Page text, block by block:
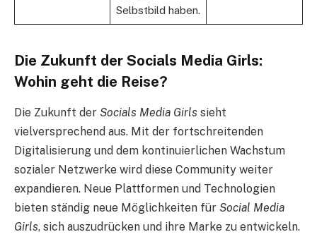
Selbstbild haben.
Die Zukunft der Socials Media Girls:
Wohin geht die Reise?
Die Zukunft der Socials Media Girls sieht
vielversprechend aus. Mit der fortschreitenden
Digitalisierung und dem kontinuierlichen Wachstum
sozialer Netzwerke wird diese Community weiter
expandieren. Neue Plattformen und Technologien
bieten ständig neue Möglichkeiten für Social Media
Girls, sich auszudrücken und ihre Marke zu entwickeln.